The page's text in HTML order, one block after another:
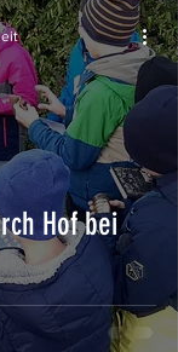
Hof bei